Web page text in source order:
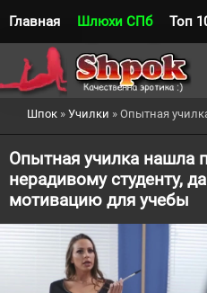
Главная Шлюхи СПб Топ
Шпок » Училки » Опытная училка нашла подход
Опытная училка нашла
нерадивому студенту,
мотивацию для учебы